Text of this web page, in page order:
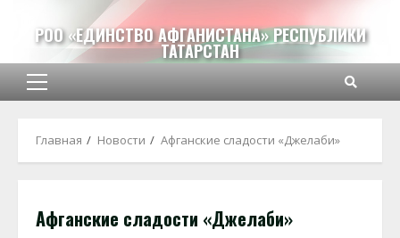
содержимому
РОО «ЕДИНСТВО АФГАНИСТАНА» РЕСПУБЛИКИ
ТАТАРСТАН
Основное
Главная Новости Афганские сладости «Джелаби»
Афганские сладости «Джелаби»